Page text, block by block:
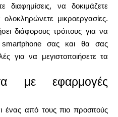
γύρων
διαφημίσεις, να δοκιμάζετε
μικροεργασίες.
διάφορους τρόπους για να
smartphone σας και θα σας
για να μεγιστοποιήσετε τα
με εφαρμογές
ένας από τους πιο προσιτούς